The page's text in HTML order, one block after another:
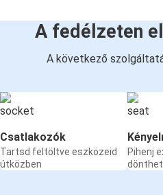
A fedélzeten
A következő
Csatlakozók
Tartsd feltöltve eszközeid
útközben
Pihenj